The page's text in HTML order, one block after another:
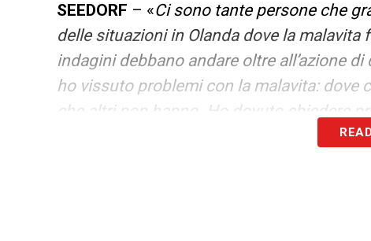
SEEDORF – «Ci sono tante persone che
delle situazioni in Olanda dove la
indagini debbano andare oltre all’azione
ho vissuto problemi con la malavita:
che altri non hanno. Ho dovuto chiedere
perché c’erano delle minacce. Quello